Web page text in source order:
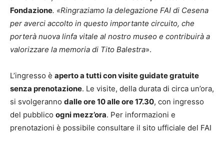
Fondazione. «Ringraziamo la delegazione FAI di Cesena
per averci accolto in questo importante circuito, che
porterà nuova linfa vitale al nostro museo e contribuirà a
valorizzare la memoria di Tito Balestra».
L’ingresso è aperto a tutti con visite guidate gratuite
senza prenotazione. Le visite, della durata di circa un’ora,
si svolgeranno dalle ore 10 alle ore 17.30, con ingresso
del pubblico ogni mezz’ora. Per informazioni e
prenotazioni è possibile consultare il sito ufficiale del FAI